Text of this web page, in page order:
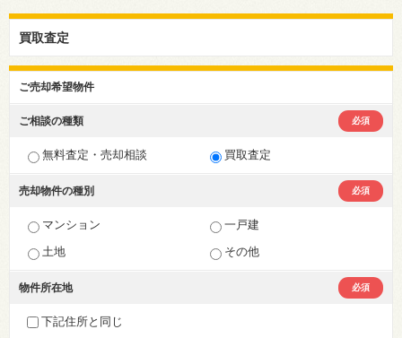
買取査定
ご売却希望物件
ご相談の種類 必須
無料査定・売却相談 買取査定
売却物件の種別 必須
マンション
一戸建
土地
その他
物件所在地 必須
下記住所と同じ